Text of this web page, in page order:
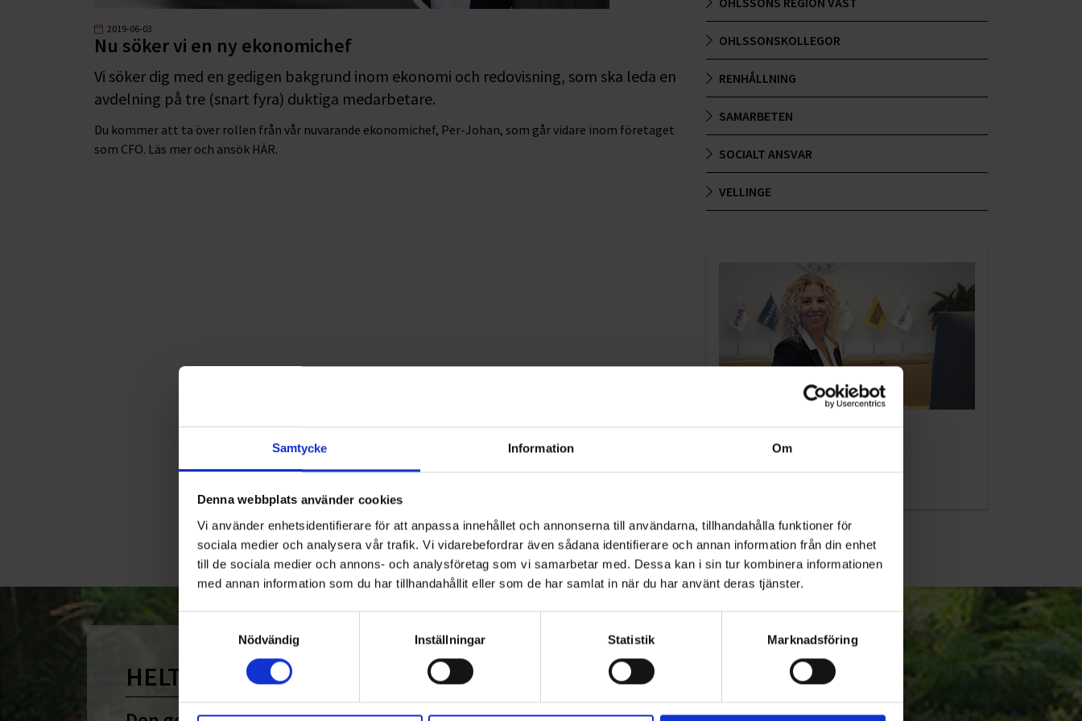
Samtycke Information Om
Denna webbplats använder cookies
Vi använder enhetsidentifierare för att anpassa innehållet och annonserna till användarna, tillhandahålla funktioner för
sociala medier och analysera vår trafik. Vi vidarebefordrar även sådana identifierare och annan information från din enhet
till de sociala medier och annons- och analysföretag som vi samarbetar med. Dessa kan i sin tur kombinera informationen
med annan information som du har tillhandahållit eller som de har samlat in när du har använt deras tjänster.
Nödvändig
Inställningar Statistik Marknadsföring
2019-06-03
Nu söker vi en ny ekonomichef
Vi söker dig med en gedigen bakgrund inom ekonomi och redovisning, som ska leda en
avdelning på tre (snart fyra) duktiga medarbetare.
Du kommer att ta över rollen från vår nuvarande ekonomichef, Per-Johan, som går vidare inom företaget
som CFO. Läs mer och ansök HÄR.
OHLSSONSKOLLEGOR
RENHÅLLNING
SAMARBETEN
SOCIALT ANSVAR
VELLINGE
KUNDTJÄNST
010-45 00 200​
HELT ENKELT HÅLLBART